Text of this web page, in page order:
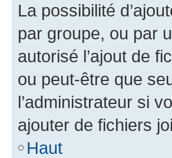
La possibilité
par groupe, ou par
autorisé l’ajout de
ou peut-être que
l’administrateur si
ajouter de fichiers
Haut